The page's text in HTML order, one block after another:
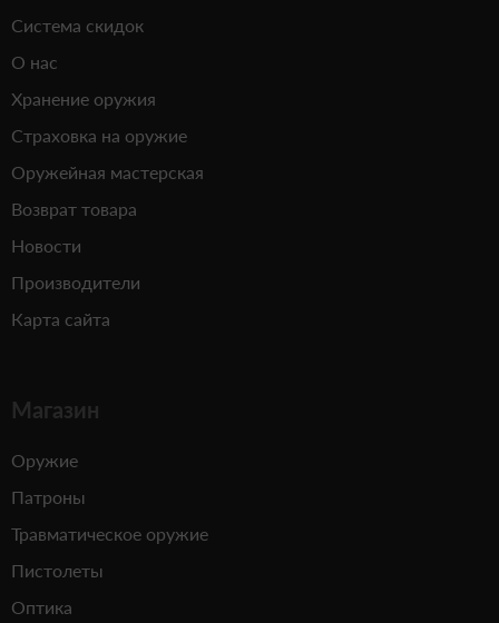
Система скидок
О нас
Хранение оружия
Страховка на оружие
Оружейная мастерская
Возврат товара
Новости
Производители
Карта сайта
Магазин
Оружие
Патроны
Травматическое оружие
Пистолеты
Оптика